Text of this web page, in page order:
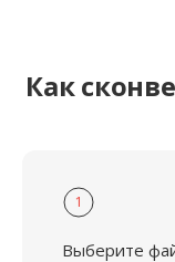
Как
1
Выберите